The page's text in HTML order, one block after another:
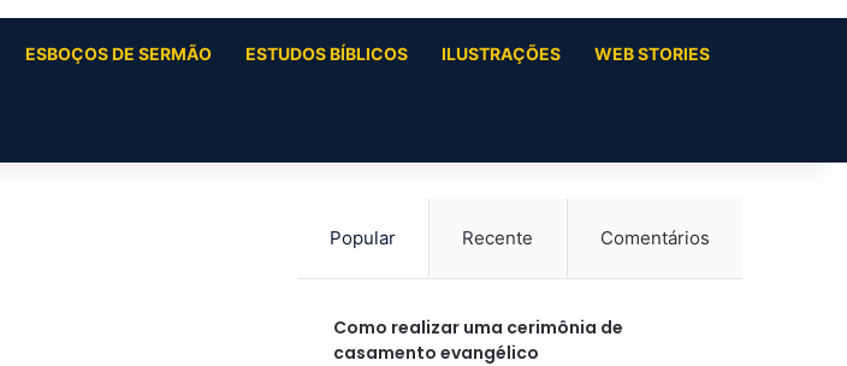
ESBOÇOS DE SERMÃO ESTUDOS BÍBLICOS ILUSTRAÇÕES WEB STORIES
Popular Recente Comentários
Como realizar uma cerimônia de
casamento evangélico